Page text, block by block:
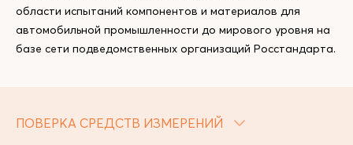
области испытаний компонентов и материалов для
автомобильной промышленности до мирового уровня на
базе сети подведомственных организаций Росстандарта.
ПОВЕРКА СРЕДСТВ ИЗМЕРЕНИЙ